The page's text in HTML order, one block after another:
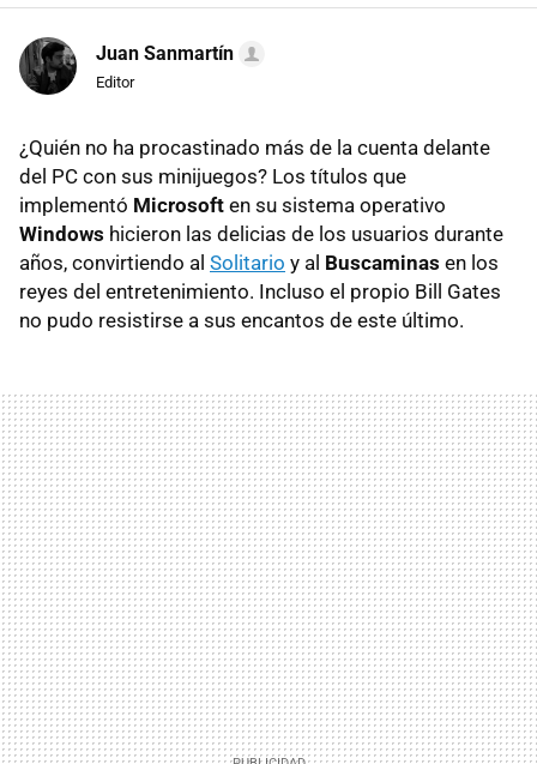
Juan Sanmartín
Editor
¿Quién no ha procastinado más de la cuenta delante
del PC con sus minijuegos? Los títulos que
implementó Microsoft en su sistema operativo
Windows hicieron las delicias de los usuarios durante
años, convirtiendo al Solitario y al Buscaminas en los
reyes del entretenimiento. Incluso el propio Bill Gates
no pudo resistirse a sus encantos de este último.